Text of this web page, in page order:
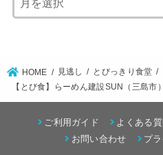
HOME 見逃し
とびっきり食堂
【とび食】らーめん建設SUN（三島市）
ご利用ガイド よくある質
お問い合わせ
プ